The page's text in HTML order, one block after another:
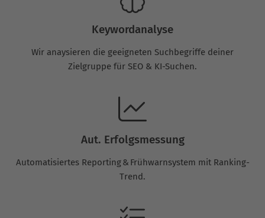
Keywordanalyse
Wir anaysieren die geeigneten Suchbegriffe deiner
Zielgruppe für SEO & KI-Suchen.
Aut. Erfolgsmessung
Automatisiertes Reporting & Frühwarnsystem mit Ranking-
Trend.